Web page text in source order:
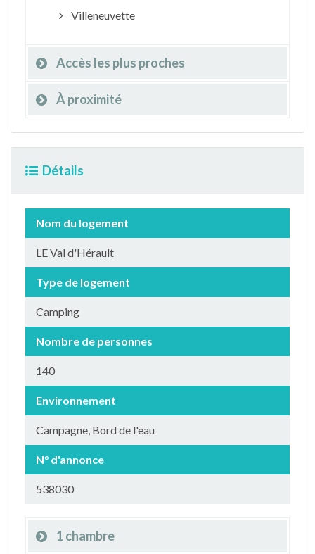
Villeneuvette
Accès les plus proches
À proximité
Détails
Nom du logement
LE Val d'Hérault
Type de logement
Camping
Nombre de personnes
140
Environnement
Campagne, Bord de l'eau
N° d'annonce
538030
1 chambre